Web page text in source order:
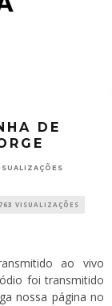
DE
763 VISUALIZAÇÕES
ao vivo
foi transmitido
nossa página no